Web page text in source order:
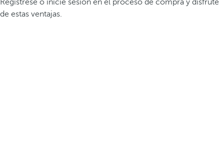
Regístrese o inicie sesión en el proceso de compra y disfrute
de estas ventajas.